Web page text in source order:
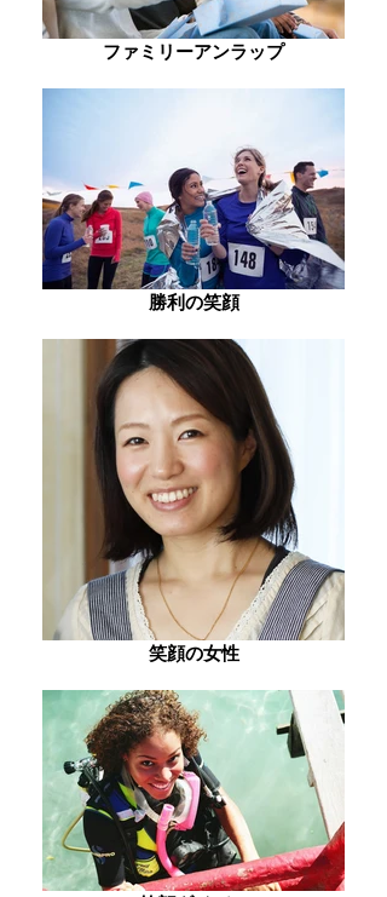
ファミリーアンラップ
勝利の笑顔
笑顔の女性